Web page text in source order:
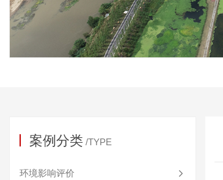
案例分类 /TYPE
环境影响评价